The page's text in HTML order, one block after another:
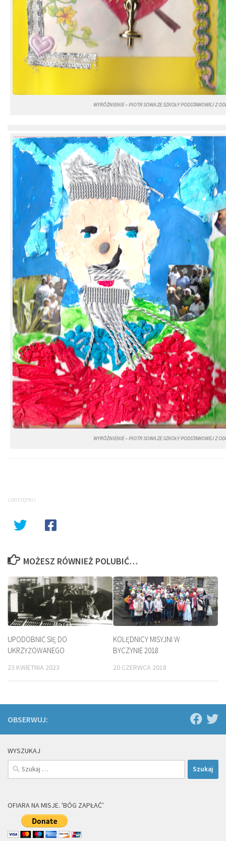
WYRÓŻNIENIE – PIOTR SOWA ZE SZKOŁY PODSTAWOWEJ Z
WYRÓŻNIENIE – PIOTR SOWA ZE SZKOŁY PODSTAWOWEJ Z
UDOSTĘPNIJ
MOŻESZ RÓWNIEŻ POLUBIĆ…
UPODOBNIĆ SIĘ DO
UKRZYŻOWANEGO
23 KWIETNIA 2023
KOLĘDNICY MISYJNI W
BYCZYNIE 2018
20 CZERWCA 2018
OBSERWUJ:
WYSZUKAJ
Szukaj:
OFIARA NA MISJE. 'BÓG ZAPŁAĆ’